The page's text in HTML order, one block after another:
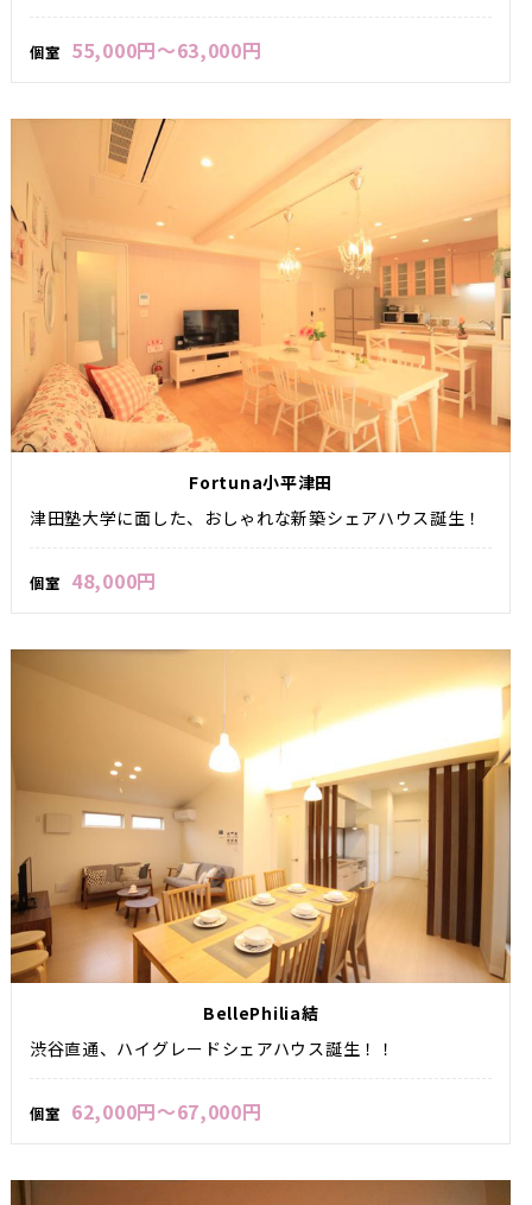
個室 55,000円～63,000円
Fortuna小平津田
津田塾大学に面した、おしゃれな新築シェアハウス誕生！
個室 48,000円
BellePhilia結
渋谷直通、ハイグレードシェアハウス誕生！！
個室 62,000円～67,000円